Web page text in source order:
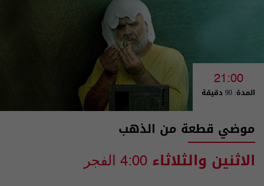
21:00
المدة: 90 دقيقة
موضي قطعة من الذهب
الاثنين والثلاثاء 4:00 الفجر